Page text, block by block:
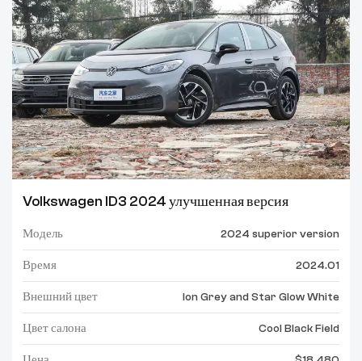
Volkswagen ID3 2024 улучшенная версия
Модель 2024 superior version
Время 2024.01
Внешний цвет Ion Grey and Star Glow White
Цвет салона Cool Black Field